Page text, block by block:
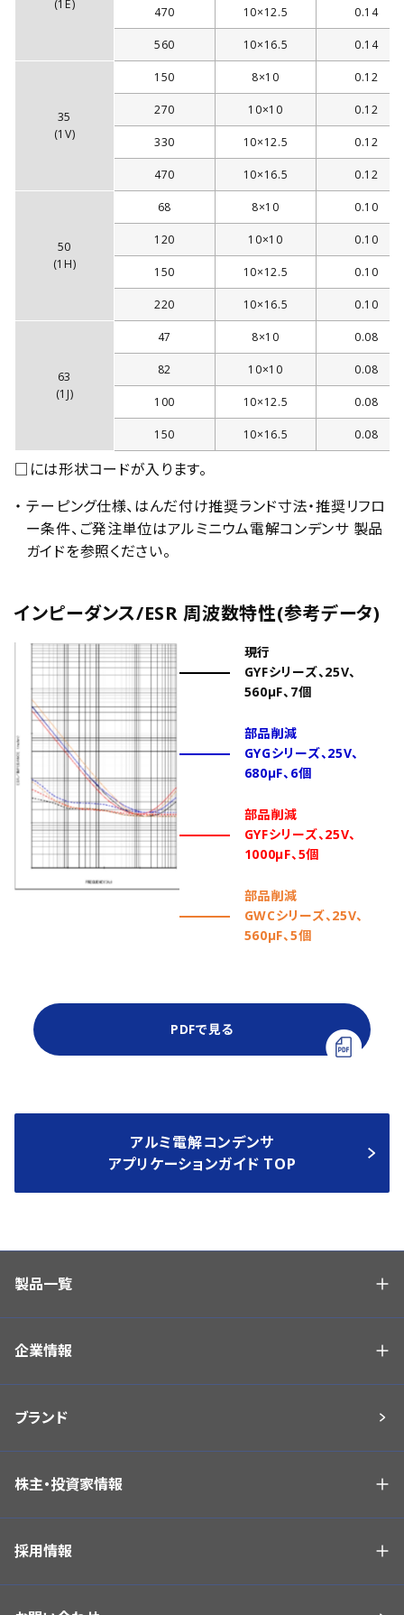
(1E)
470 10×12.5 0.14
560 10×16.5 0.14
35
(1V)
150 8×10 0.12
270 10×10 0.12
330 10×12.5 0.12
470 10×16.5 0.12
50
(1H)
68 8×10 0.10
120 10×10 0.10
150 10×12.5 0.10
220 10×16.5 0.10
63
(1J)
47 8×10 0.08
82 10×10 0.08
100 10×12.5 0.08
150 10×16.5 0.08
□には形状コードが入ります。
・ テーピング仕様、はんだ付け推奨ランド寸法・推奨リフロ
ー条件、ご発注単位はアルミニウム電解コンデンサ 製品
ガイドを参照ください。
インピーダンス/ESR 周波数特性(参考データ)
現行
GYFシリーズ、25V、
560µF、7個
部品削減
GYGシリーズ、25V、
680µF、6個
部品削減
GYFシリーズ、25V、
1000µF、5個
部品削減
GWCシリーズ、25V、
560µF、5個
PDFで見る
アルミ電解コンデンサ
アプリケーションガイド TOP
製品一覧
企業情報
ブランド
株主・投資家情報
採用情報